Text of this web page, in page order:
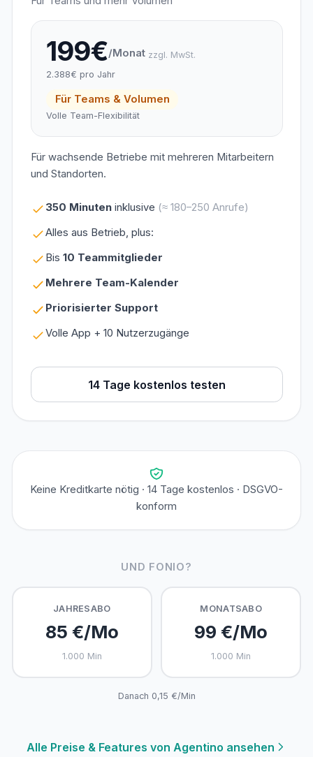
199€/Monat zzgl. MwSt.
2.388€ pro Jahr
Für Teams & Volumen
Volle Team-Flexibilität
Für wachsende Betriebe mit mehreren Mitarbeitern
und Standorten.
350 Minuteninklusive (≈ 180–250 Anrufe)
Alles aus Betrieb, plus:
Bis 10 Teammitglieder
Mehrere Team-Kalender
Priorisierter Support
Volle App + 10 Nutzerzugänge
14 Tage kostenlos testen
Keine Kreditkarte nötig · 14 Tage kostenlos · DSGVO-
konform
UND FONIO?
JAHRESABO
85 €/Mo
1.000 Min
MONATSABO
99 €/Mo
1.000 Min
Danach 0,15 €/Min
Alle Preise & Features von Agentino ansehen